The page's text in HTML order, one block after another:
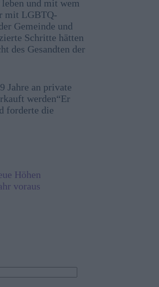
und mit wem
mit LGBTQ-
Gemeinde und
Schritte hätten
des Gesandten der
Jahre an private
werden“Er
forderte die
Höhen
voraus